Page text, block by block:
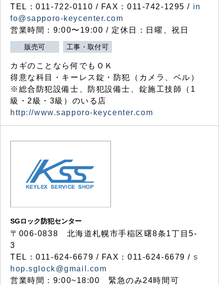
TEL：011-722-0110 / FAX：011-742-1295 / in
fo@sapporo-keycenter.com
営業時間：9:00〜19:00 / 定休日：日曜、祝日
販売可 工事・取付可
カギのことなら何でもＯＫ
得意な科目・キーレス錠・防犯（カメラ、ベル）
※総合防犯設備士、防犯設備士、錠施工技師（1
級・2級・3級）のいる店
http://www.sapporo-keycenter.com
SGロック防犯センター
〒006-0838 北海道札幌市手稲区曙8条1丁目5-
3
TEL：011-624-6679 / FAX：011-624-6679 / s
hop.sglock@gmail.com
営業時間：9:00~18:00 緊急のみ24時間可